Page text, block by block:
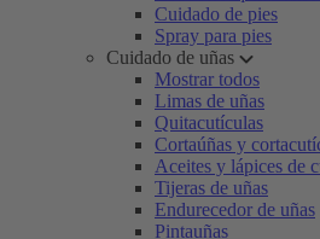
Cuidado de pies
Spray para pies
Cuidado de uñas
Mostrar todos
Limas de uñas
Quitacutículas
Cortaúñas y
Aceites y lápices de
Tijeras de uñas
Endurecedor de uñas
Pintauñas